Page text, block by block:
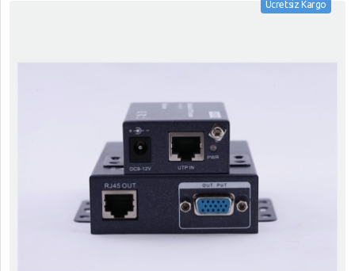
Ücretsiz Kargo